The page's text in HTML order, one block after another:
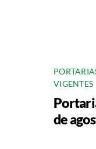
VIGENTES
de